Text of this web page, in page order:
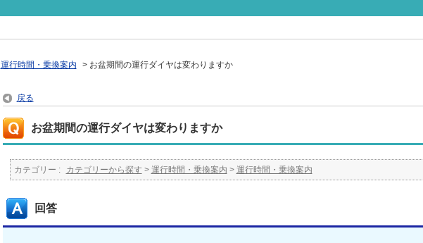
運行時間・乗換案内 > お盆期間の運行ダイヤは変わりますか
戻る
お盆期間の運行ダイヤは変わりますか
カテゴリー : カテゴリーから探す > 運行時間・乗換案内 > 運行時間・乗換案内
回答